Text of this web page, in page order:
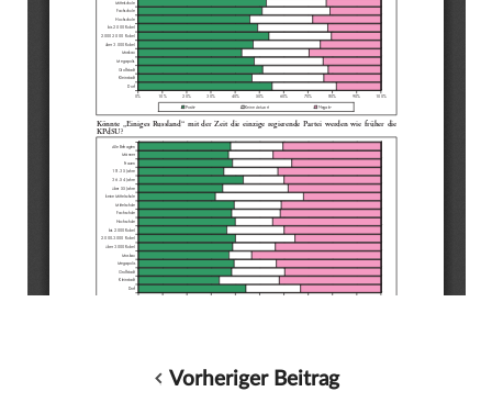
Vorheriger Beitrag